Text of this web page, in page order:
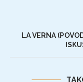
LA VERNA